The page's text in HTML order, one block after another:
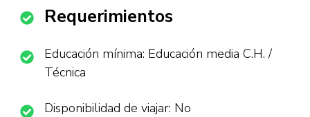
Requerimientos
Educación mínima: Educación media C.H. /
Técnica
Disponibilidad de viajar: No